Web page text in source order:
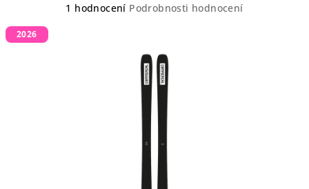
Průměrné
1 hodnocení Podrobnosti hodnocení
2026